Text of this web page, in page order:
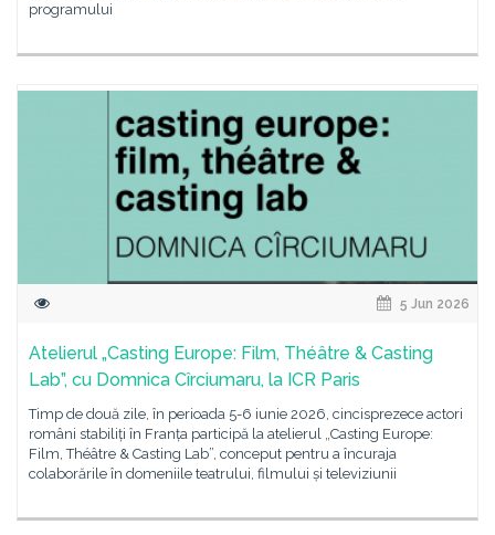
programului
5 Jun 2026
Atelierul „Casting Europe: Film, Théâtre & Casting
Lab”, cu Domnica Cîrciumaru, la ICR Paris
Timp de două zile, în perioada 5-6 iunie 2026, cincisprezece actori
români stabiliți în Franța participă la atelierul „Casting Europe:
Film, Théâtre & Casting Lab”, conceput pentru a încuraja
colaborările în domeniile teatrului, filmului și televiziunii